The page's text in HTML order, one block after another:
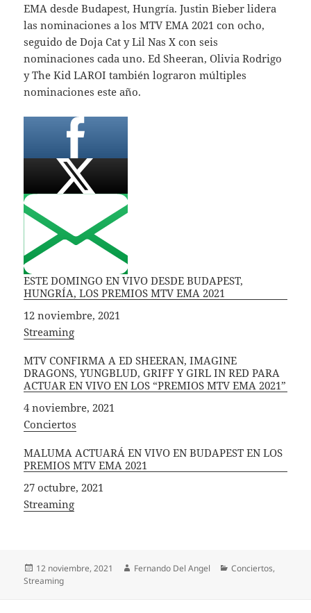
EMA desde Budapest, Hungría. Justin Bieber lidera
las nominaciones a los MTV EMA 2021 con ocho,
seguido de Doja Cat y Lil Nas X con seis
nominaciones cada uno. Ed Sheeran, Olivia Rodrigo
y The Kid LAROI también lograron múltiples
nominaciones este año.
ESTE DOMINGO EN VIVO DESDE BUDAPEST,
HUNGRÍA, LOS PREMIOS MTV EMA 2021
Fecha
12 noviembre, 2021
In relation to
Streaming
MTV CONFIRMA A ED SHEERAN, IMAGINE
DRAGONS, YUNGBLUD, GRIFF Y GIRL IN RED PARA
ACTUAR EN VIVO EN LOS “PREMIOS MTV EMA 2021”
Fecha
4 noviembre, 2021
In relation to
Conciertos
MALUMA ACTUARÁ EN VIVO EN BUDAPEST EN LOS
PREMIOS MTV EMA 2021
Fecha
27 octubre, 2021
In relation to
Streaming
Publicado
el
12 noviembre, 2021 Autor
Fernando Del Angel Categorías
Conciertos,
Streaming